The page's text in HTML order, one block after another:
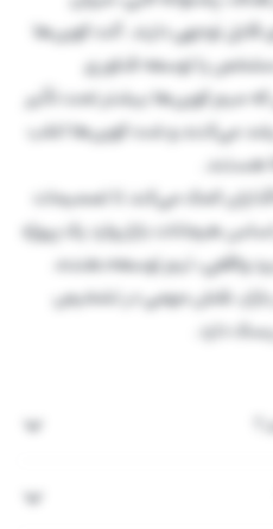
توجهی دارند. آلت کوین‌ها
مشخص یا توسعه فناوری
میم کوین‌ها بیشتر تحت تأثیر
می‌کنند و شت کوین‌ها اغلب
هستند.
کمک می‌کند تا تصمیمات
هیجانات بازار وارد یک پروژه
واقعی، تیم توسعه‌دهنده،
بازار، نقش مهمی در تشخیص
دارد.